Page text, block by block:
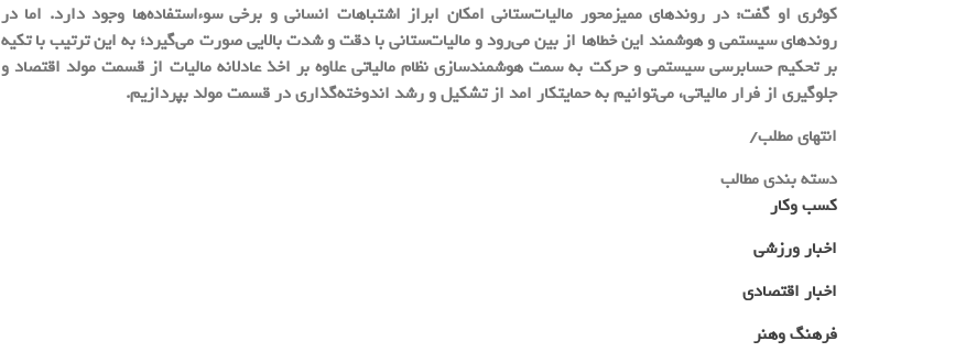
کوثری او گفت: در روندهای ممیزمحور مالیات‌ستانی امکان ابراز اشتباهات انسانی و برخی سوءاستفاده‌ها وجود دارد. اما در
روندهای سیستمی و هوشمند این خطاها از بین می‌رود و مالیات‌ستانی با دقت و شدت بالایی صورت می‌گیرد؛ به این ترتیب با تکیه
بر تحکیم حسابرسی سیستمی و حرکت به سمت هوشمندسازی نظام مالیاتی علاوه بر اخذ عادلانه مالیات از قسمت مولد اقتصاد و
جلوگیری از فرار مالیاتی، می‌توانیم به حمایتکار امد از تشکیل و رشد اندوخته‌گذاری در قسمت مولد بپردازیم.
انتهای مطلب/
دسته بندی مطالب
کسب وکار
اخبار ورزشی
اخبار اقتصادی
فرهنگ وهنر